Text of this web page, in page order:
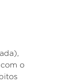
o